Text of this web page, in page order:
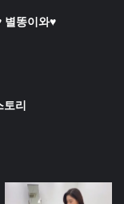
별똥이와♥
리